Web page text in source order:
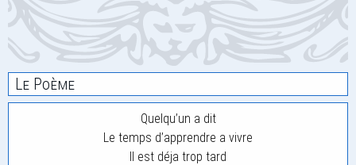
Le Poème
Quelqu’un a dit
Le temps d’apprendre a vivre
Il est déja trop tard